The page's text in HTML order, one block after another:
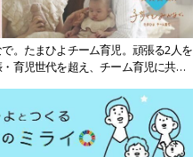
。たまひよチーム育児。頑張る2人を
育児世代を超え、チーム育児に共感